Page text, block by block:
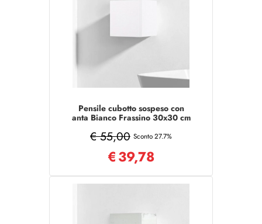
Pensile cubotto sospeso con
anta Bianco Frassino 30x30 cm
€ 55,00 Sconto 27.7%
€39,78